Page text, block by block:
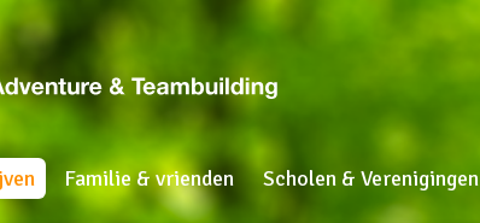
Familie & vrienden Scholen & Verenigingen